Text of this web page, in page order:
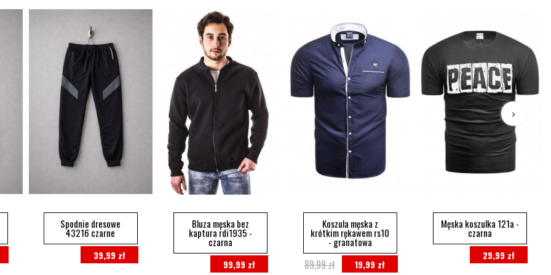
Spodnie dresowe
43216 czarne
39,99 zł
Bluza męska bez
kaptura rdi1935 -
czarna
99,99 zł
Koszula męska z
krótkim rękawem rs10
- granatowa
19,99 zł
89,99 zł
Męska koszulka 121a -
czarna
29,99 zł